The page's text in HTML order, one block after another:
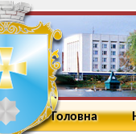
Головна